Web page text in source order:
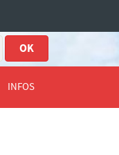
OK
INFOS